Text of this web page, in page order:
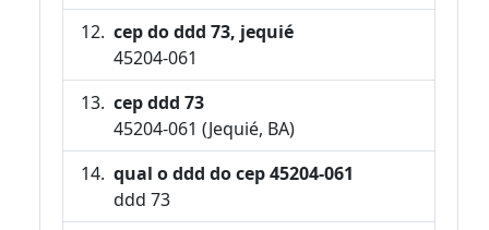
cep do ddd 73, jequié
45204-061
cep ddd 73
45204-061 (Jequié, BA)
qual o ddd do cep 45204-061
ddd 73